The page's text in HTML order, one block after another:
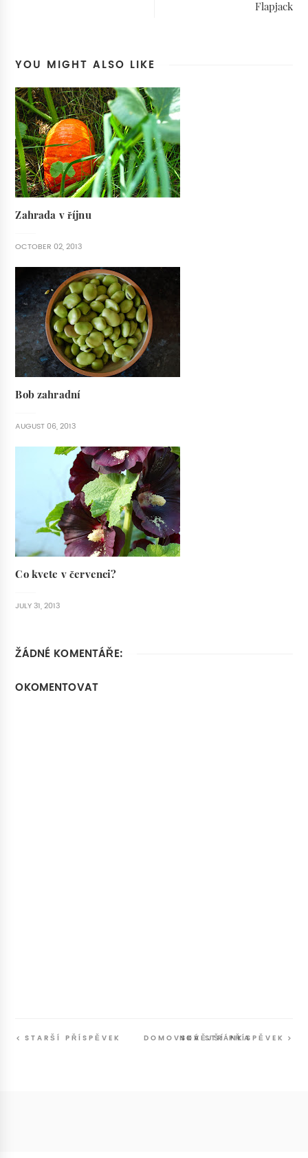
Flapjack
YOU MIGHT ALSO LIKE
Zahrada v říjnu
OCTOBER 02, 2013
Bob zahradní
AUGUST 06, 2013
Co kvete v červenci?
JULY 31, 2013
ŽÁDNÉ KOMENTÁŘE:
OKOMENTOVAT
NOVĚJŠÍ PŘÍSPĚVEK
STARŠÍ PŘÍSPĚVEK DOMOVSKÁ STRÁNKA